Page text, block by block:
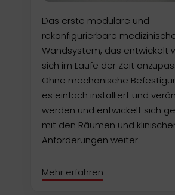
Das erste modulare und
rekonfigurierbare
Wandsystem, das entwickelt
sich im Laufe der Zeit
Ohne mechanische
es einfach installiert und
werden und entwickelt sich
mit den Räumen und
Anforderungen weiter.
Mehr erfahren